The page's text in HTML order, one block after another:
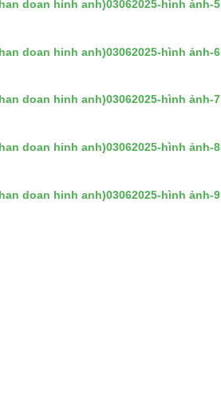
doan hinh anh)03062025-hình ảnh-5
doan hinh anh)03062025-hình ảnh-6
doan hinh anh)03062025-hình ảnh-7
doan hinh anh)03062025-hình ảnh-8
doan hinh anh)03062025-hình ảnh-9